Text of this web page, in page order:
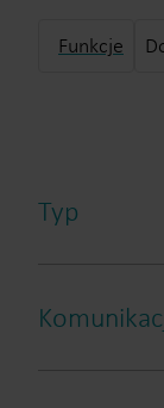
Funkcje
Typ